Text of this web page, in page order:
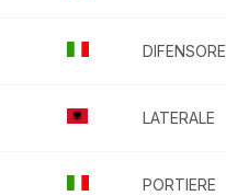
DIFENSORE
LATERALE
PORTIERE